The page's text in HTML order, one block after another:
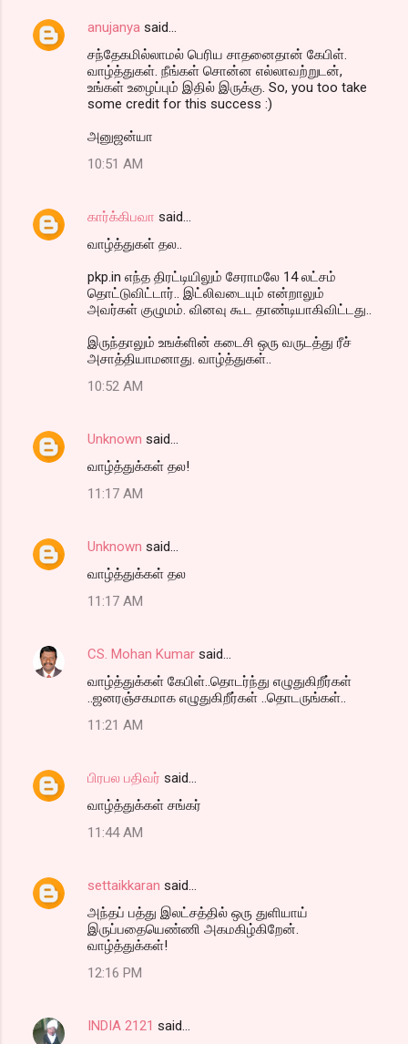
anujanya said…
சந்தேகமில்லாமல் பெரிய சாதனைதான் கேபிள்.
வாழ்த்துகள். நீங்கள் சொன்ன எல்லாவற்றுடன்,
உங்கள் உழைப்பும் இதில் இருக்கு. So, you too take
some credit for this success :)
அனுஜன்யா
10:51 AM
கார்க்கிபவா said…
வாழ்த்துகள் தல..
pkp.in எந்த திரட்டியிலும் சேராமலே 14 லட்சம்
தொட்டுவிட்டார்.. இட்லிவடையும் என்றாலும்
அவர்கள் குழுமம். வினவு கூட தாண்டியாகிவிட்டது..
இருந்தாலும் உஙக்ளின் கடைசி ஒரு வருடத்து ரீச்
அசாத்தியாமனாது. வாழ்த்துகள்..
10:52 AM
Unknown said…
வாழ்த்துக்கள் தல!
11:17 AM
Unknown said…
வாழ்த்துக்கள் தல
11:17 AM
CS. Mohan Kumar said…
வாழ்த்துக்கள் கேபிள்..தொடர்ந்து எழுதுகிறீர்கள்
..ஜனரஞ்சகமாக எழுதுகிறீர்கள் ..தொடருங்கள்..
11:21 AM
பிரபல பதிவர் said…
வாழ்த்துக்கள் சங்கர்
11:44 AM
settaikkaran said…
அந்தப் பத்து இலட்சத்தில் ஒரு துளியாய்
இருப்பதையெண்ணி அகமகிழ்கிறேன்.
வாழ்த்துக்கள்!
12:16 PM
INDIA 2121 said…